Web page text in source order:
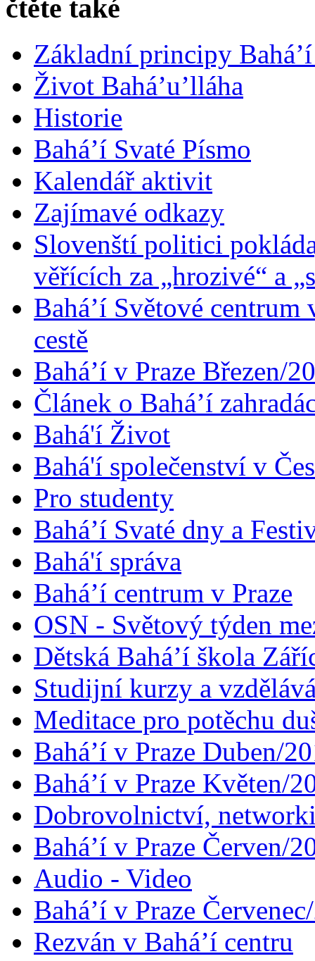
čtěte také
Základní principy
Život Bahá’u’lláha
Historie
Bahá’í Svaté Písmo
Kalendář aktivit
Zajímavé odkazy
Slovenští politici
věřících za „hrozivé“ a
Bahá’í Světové
cestě
Bahá’í v Praze Březen/
Článek o Bahá’í
Bahá'í Život
Bahá'í společenství v
Pro studenty
Bahá’í Svaté dny a
Bahá'í správa
Bahá’í centrum v Praze
OSN - Světový týden
Dětská Bahá’í škola
Studijní kurzy a
Meditace pro potěchu
Bahá’í v Praze Duben/
Bahá’í v Praze Květen/
Dobrovolnictví,
Bahá’í v Praze Červen/
Audio - Video
Bahá’í v Praze
Rezván v Bahá’í centru